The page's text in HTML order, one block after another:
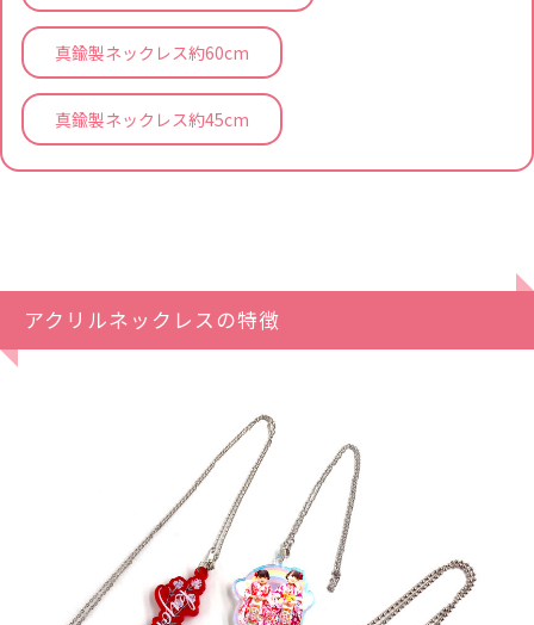
真鍮製ネックレス約60cm
真鍮製ネックレス約45cm
アクリルネックレスの特徴